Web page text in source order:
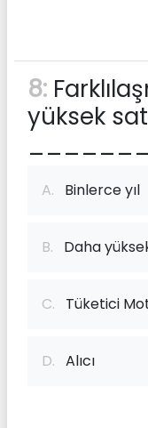
8:
yüksek
A. Binlerce yıl
B. Daha
C. Tüketici
D. Alıcı